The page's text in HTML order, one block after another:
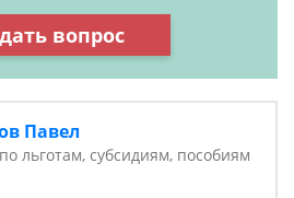
вопрос
Павел
льготам, субсидиям, пособиям